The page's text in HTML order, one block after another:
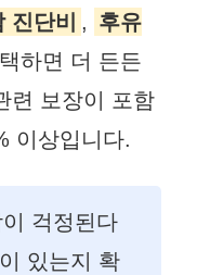
진단비 , 후유
하면 더 든든
련 보장이 포함
이상입니다.
걱정된다
있는지 확